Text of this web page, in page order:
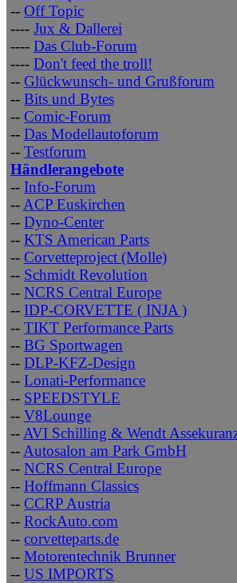
-- Off Topic
---- Jux & Dallerei
---- Das Club-Forum
---- Don't feed the troll!
-- Glückwunsch- und Grußforum
-- Bits und Bytes
-- Comic-Forum
-- Das Modellautoforum
-- Testforum
Händlerangebote
-- Info-Forum
-- ACP Euskirchen
-- Dyno-Center
-- KTS American Parts
-- Corvetteproject (Molle)
-- Schmidt Revolution
-- NCRS Central Europe
-- IDP-CORVETTE ( INJA )
-- TIKT Performance Parts
-- BG Sportwagen
-- DLP-KFZ-Design
-- Lonati-Performance
-- SPEEDSTYLE
-- V8Lounge
-- AVI Schilling & Wendt
-- Autosalon am Park GmbH
-- NCRS Central Europe
-- Hoffmann Classics
-- CCRP Austria
-- RockAuto.com
-- corvetteparts.de
-- Motorentechnik Brunner
-- US IMPORTS